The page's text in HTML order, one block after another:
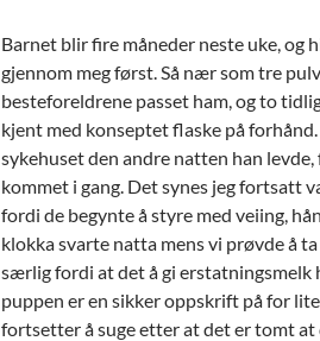
Barnet blir fire måneder neste uke, og
gjennom meg først. Så nær som tre
besteforeldrene passet ham, og to
kjent med konseptet flaske på
sykehuset den andre natten han
kommet i gang. Det synes jeg fortsatt
fordi de begynte å styre med veiing,
klokka svarte natta mens vi prøvde å
særlig fordi at det å gi erstatningsmelk
puppen er en sikker oppskrift på for
fortsetter å suge etter at det er tomt at